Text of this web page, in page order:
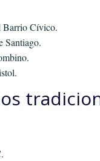
Barrio Cívico.
Santiago.